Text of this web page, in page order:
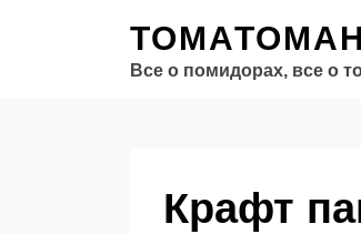
Все о помидорах, все о
Крафт